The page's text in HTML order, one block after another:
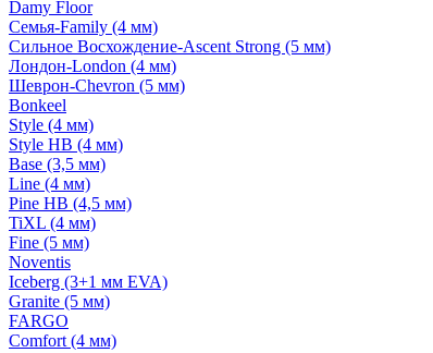
Damy Floor
Семья-Family (4 мм)
Сильное Восхождение-Ascent Strong (5 мм)
Лондон-London (4 мм)
Шеврон-Chevron (5 мм)
Bonkeel
Style (4 мм)
Style HB (4 мм)
Base (3,5 мм)
Line (4 мм)
Pine HB (4,5 мм)
TiXL (4 мм)
Fine (5 мм)
Noventis
Iceberg (3+1 мм EVA)
Granite (5 мм)
FARGO
Comfort (4 мм)